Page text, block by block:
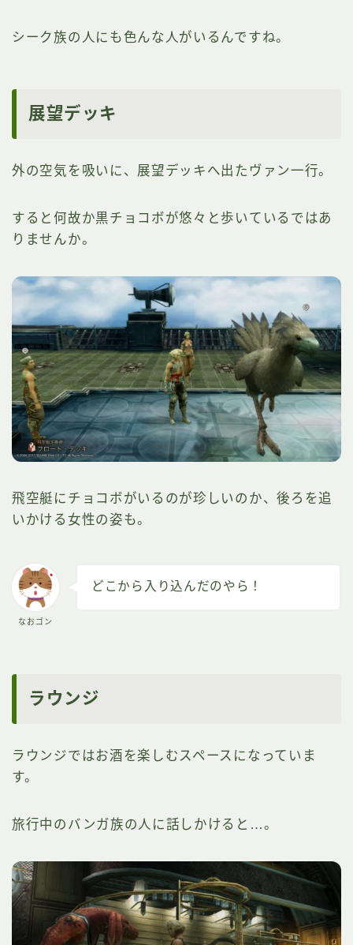
シーク族の人にも色んな人がいるんですね。
展望デッキ
外の空気を吸いに、展望デッキへ出たヴァン一行。
すると何故か黒チョコボが悠々と歩いているではあ
りませんか。
飛空艇にチョコボがいるのが珍しいのか、後ろを追
いかける女性の姿も。
なおゴン
どこから入り込んだのやら！
ラウンジ
ラウンジではお酒を楽しむスペースになっていま
す。
旅行中のバンガ族の人に話しかけると…。